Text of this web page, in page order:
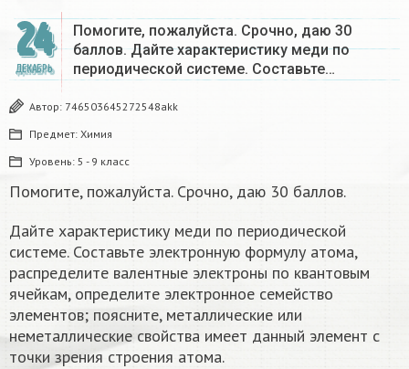
24
ДЕКАБРЬ
Помогите, пожалуйста. Срочно, даю 30
баллов. Дайте характеристику меди по
периодической системе. Составьте…
Автор: 746503645272548akk
Предмет: Химия
Уровень: 5 - 9 класс
Помогите, пожалуйста. Срочно, даю 30 баллов.
Дайте характеристику меди по периодической
системе. Составьте электронную формулу атома,
распределите валентные электроны по квантовым
ячейкам, определите электронное семейство
элементов; поясните, металлические или
неметаллические свойства имеет данный элемент с
точки зрения строения атома.